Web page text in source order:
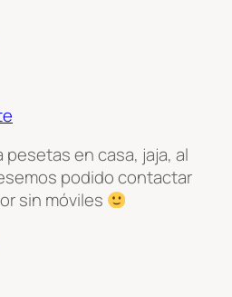
pesetas en casa, jaja, al
podido contactar
sin móviles